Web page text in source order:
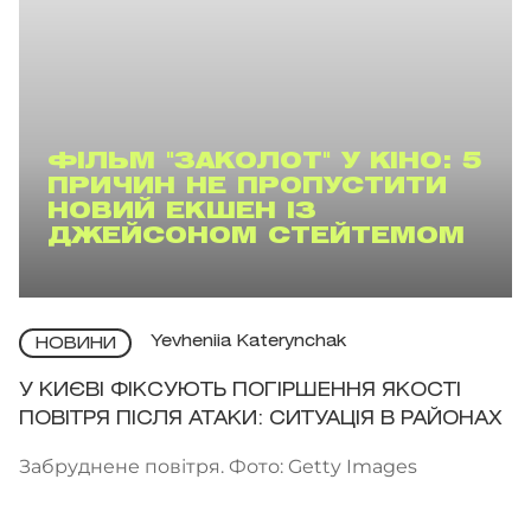
ФІЛЬМ "ЗАКОЛОТ" У КІНО: 5
ПРИЧИН НЕ ПРОПУСТИТИ
НОВИЙ ЕКШЕН ІЗ
ДЖЕЙСОНОМ СТЕЙТЕМОМ
НОВИНИ Yevheniia Katerynchak
У КИЄВІ ФІКСУЮТЬ ПОГІРШЕННЯ ЯКОСТІ
ПОВІТРЯ ПІСЛЯ АТАКИ: СИТУАЦІЯ В РАЙОНАХ
Забруднене повітря. Фото: Getty Images